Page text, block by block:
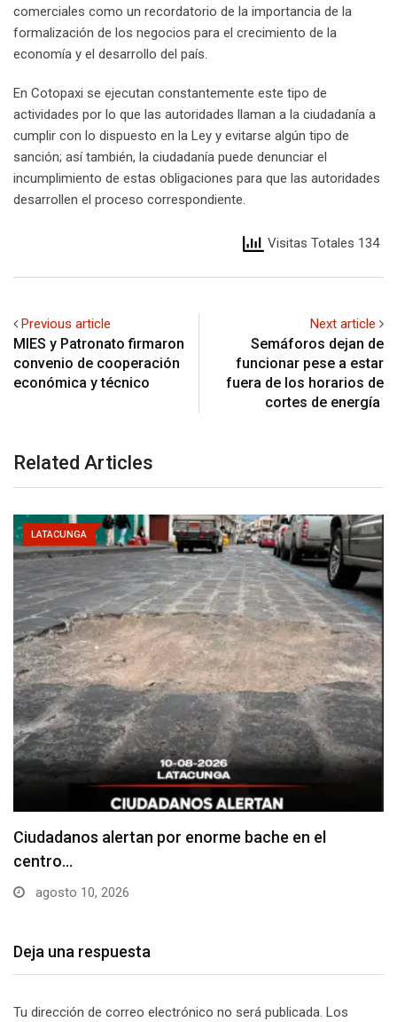
comerciales como un recordatorio de la importancia de la
formalización de los negocios para el crecimiento de la
economía y el desarrollo del país.
En Cotopaxi se ejecutan constantemente este tipo de
actividades por lo que las autoridades llaman a la ciudadanía a
cumplir con lo dispuesto en la Ley y evitarse algún tipo de
sanción; así también, la ciudadanía puede denunciar el
incumplimiento de estas obligaciones para que las autoridades
desarrollen el proceso correspondiente.
Visitas Totales 134
Previous article
MIES y Patronato firmaron
convenio de cooperación
económica y técnico
Next article
Semáforos dejan de
funcionar pese a estar
fuera de los horarios de
cortes de energía
Related Articles
LATACUNGA
Denuncian falta de señalización en zonas de
estacionamiento…
agosto 10, 2026
Deja una respuesta
Tu dirección de correo electrónico no será publicada. Los